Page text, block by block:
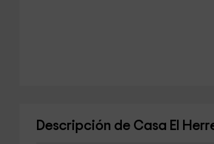
Descripción de Casa El